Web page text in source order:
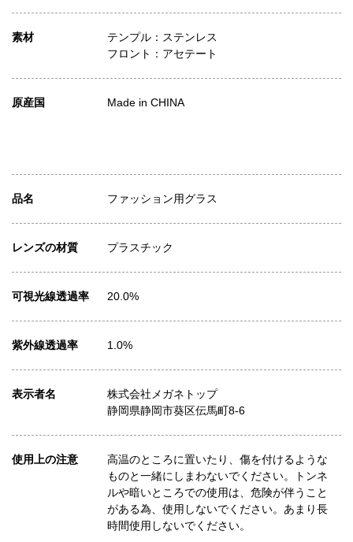
素材
テンプル：ステンレス
フロント：アセテート
原産国 Made in CHINA
品名 ファッション用グラス
レンズの材質 プラスチック
可視光線透過率 20.0%
紫外線透過率 1.0%
表示者名
株式会社メガネトップ
静岡県静岡市葵区伝馬町8-6
使用上の注意
高温のところに置いたり、傷を付けるような
ものと一緒にしまわないでください。トンネ
ルや暗いところでの使用は、危険が伴うこと
がある為、使用しないでください。あまり長
時間使用しないでください。